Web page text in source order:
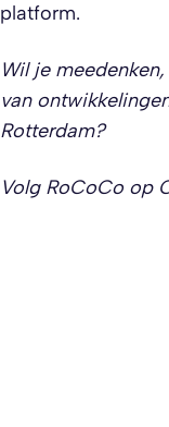
platform.
Wil je
van
Rotterdam?
Volg RoCoCo op